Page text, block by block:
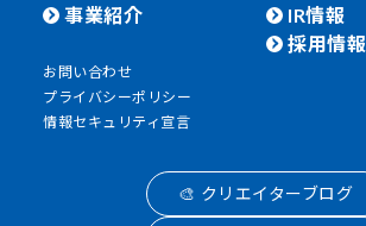
事業紹介
IR情報
採用情報
お問い合わせ
プライバシーポリシー
情報セキュリティ宣言
🎨 クリエイターブログ